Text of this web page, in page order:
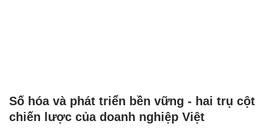
Số hóa và phát triển bền vững - hai trụ cột
chiến lược của doanh nghiệp Việt